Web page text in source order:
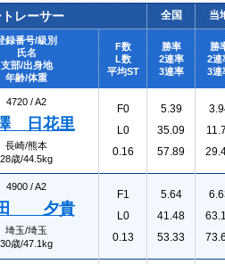
レーサー 全国 当
録番号/級別
氏名
支部/出身地
年齢/体重
F数
L数
平均ST
勝率
2連率
3連率
勝
2連
3連
4720 /A2
日花里
長崎/熊本
28歳/44.5kg
F0
L0
0.16
5.39
35.09
57.89
4900 /A2
夕貴
埼玉/埼玉
30歳/47.1kg
F1
L0
0.13
5.64
41.48
53.33